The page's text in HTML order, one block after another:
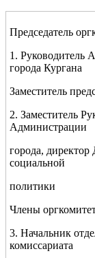
Председатель
1. Руководитель
города Кургана
Заместитель
2. Заместитель
Администрации
города, директор
социальной
политики
Члены
3. Начальник
комиссариата